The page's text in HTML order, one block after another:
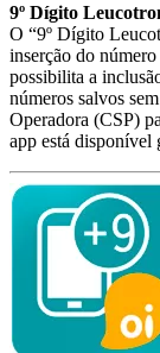
9º Dígito
O “9º Dígito
inserção do
possibilita a
números salvos
Operadora (CSP)
app está disponível